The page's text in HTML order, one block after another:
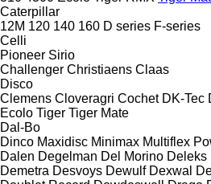
Caterpillar
12M 120 140 160 D series F-series
Celli
Pioneer Sirio
Challenger Christiaens Claas
Disco
Clemens Cloveragri Cochet DK-Tec
Ecolo Tiger Tiger Mate
Dal-Bo
Dinco Maxidisc Minimax Multiflex
Dalen Degelman Del Morino Deleks
Demetra Desvoys Dewulf Dexwal